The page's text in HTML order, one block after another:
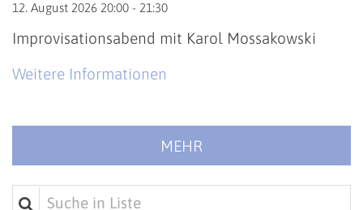
12. August 2026 20:00 - 21:30
Improvisationsabend mit Karol Mossakowski
Weitere Informationen
MEHR
Suche in Liste